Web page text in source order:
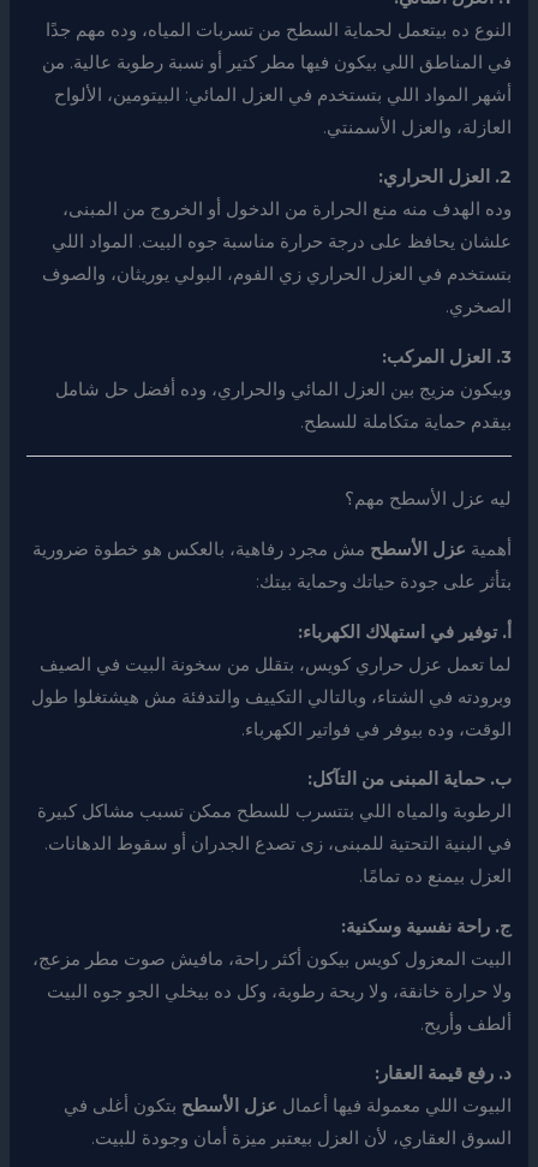
النوع ده بيتعمل لحماية السطح من تسربات المياه، وده مهم جدًا
في المناطق اللي بيكون فيها مطر كتير أو نسبة رطوبة عالية. من
أشهر المواد اللي بتستخدم في العزل المائي: البيتومين، الألواح
العازلة، والعزل الأسمنتي.
2. العزل الحراري:
وده الهدف منه منع الحرارة من الدخول أو الخروج من المبنى،
علشان يحافظ على درجة حرارة مناسبة جوه البيت. المواد اللي
بتستخدم في العزل الحراري زي الفوم، البولي يوريثان، والصوف
الصخري.
3. العزل المركب:
وبيكون مزيج بين العزل المائي والحراري، وده أفضل حل شامل
بيقدم حماية متكاملة للسطح.
ليه عزل الأسطح مهم؟
أهمية عزل الأسطح مش مجرد رفاهية، بالعكس هو خطوة ضرورية
بتأثر على جودة حياتك وحماية بيتك:
أ. توفير في استهلاك الكهرباء:
لما تعمل عزل حراري كويس، بتقلل من سخونة البيت في الصيف
وبرودته في الشتاء، وبالتالي التكييف والتدفئة مش هيشتغلوا طول
الوقت، وده بيوفر في فواتير الكهرباء.
ب. حماية المبنى من التآكل:
الرطوبة والمياه اللي بتتسرب للسطح ممكن تسبب مشاكل كبيرة
في البنية التحتية للمبنى، زى تصدع الجدران أو سقوط الدهانات.
العزل بيمنع ده تمامًا.
ج. راحة نفسية وسكنية:
البيت المعزول كويس بيكون أكثر راحة، مافيش صوت مطر مزعج،
ولا حرارة خانقة، ولا ريحة رطوبة، وكل ده بيخلي الجو جوه البيت
ألطف وأريح.
د. رفع قيمة العقار:
البيوت اللي معمولة فيها أعمال عزل الأسطح بتكون أغلى في
السوق العقاري، لأن العزل بيعتبر ميزة أمان وجودة للبيت.